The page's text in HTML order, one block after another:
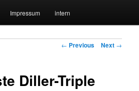
Impressum intern
Post navigation
← Previous Next →
Diller-Triple